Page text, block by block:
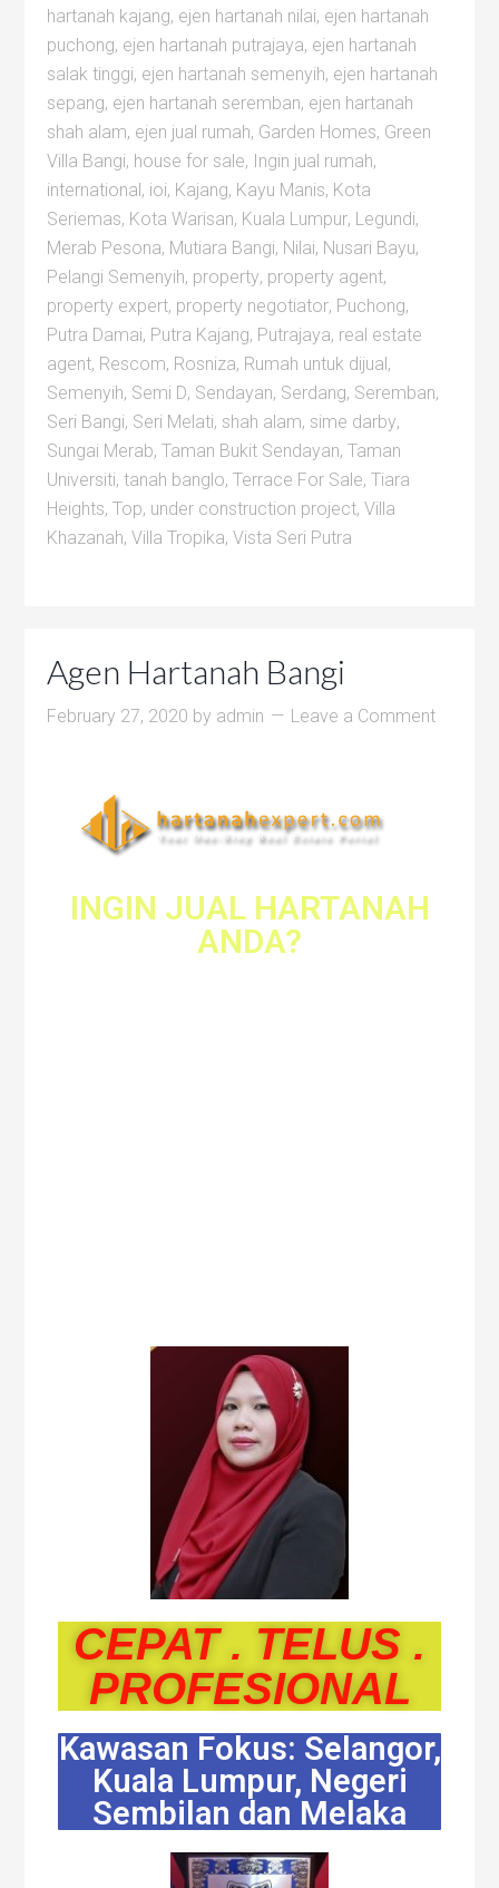
hartanah kajang, ejen hartanah nilai, ejen hartanah
puchong, ejen hartanah putrajaya, ejen hartanah
salak tinggi, ejen hartanah semenyih, ejen hartanah
sepang, ejen hartanah seremban, ejen hartanah
shah alam, ejen jual rumah, Garden Homes, Green
Villa Bangi, house for sale, Ingin jual rumah,
international, ioi, Kajang, Kayu Manis, Kota
Seriemas, Kota Warisan, Kuala Lumpur, Legundi,
Merab Pesona, Mutiara Bangi, Nilai, Nusari Bayu,
Pelangi Semenyih, property, property agent,
property expert, property negotiator, Puchong,
Putra Damai, Putra Kajang, Putrajaya, real estate
agent, Rescom, Rosniza, Rumah untuk dijual,
Semenyih, Semi D, Sendayan, Serdang, Seremban,
Seri Bangi, Seri Melati, shah alam, sime darby,
Sungai Merab,Taman Bukit Sendayan,Taman
Universiti,tanah banglo,Terrace For Sale,Tiara
Heights,Top, under construction project,Villa
Khazanah,Villa Tropika,Vista Seri Putra
Agen Hartanah Bangi
February 27, 2020 by admin Leave a Comment
INGIN JUAL HARTANAH
ANDA?
CEPAT . TELUS .
PROFESIONAL
Kawasan Fokus: Selangor,
Kuala Lumpur, Negeri
Sembilan dan Melaka